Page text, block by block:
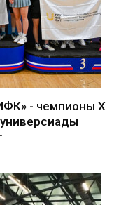
- чемпионы Х